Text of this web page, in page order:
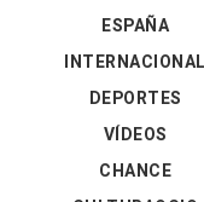
ESPAÑA
INTERNACIONAL
DEPORTES
VÍDEOS
CHANCE